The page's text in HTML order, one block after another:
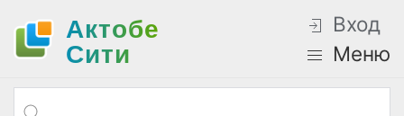
Актобе
Cити
Вход
Меню